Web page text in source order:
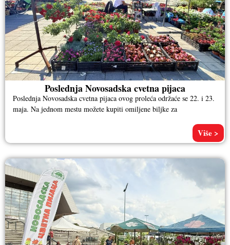
Poslednja Novosadska cvetna pijaca
Poslednja Novosadska cvetna pijaca ovog proleća održaće se 22. i 23.
maja. Na jednom mestu možete kupiti omiljene biljke za
Više >